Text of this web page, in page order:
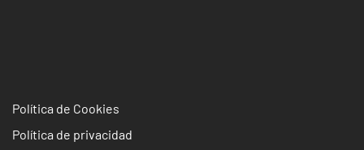
Política de Cookies
Política de privacidad